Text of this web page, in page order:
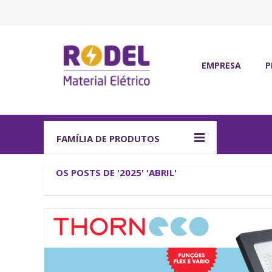
EMPRESA
Certificações
Qualidade, ambiente
Política de
Grupo Três60
FAMÍLIA DE PRODUTOS
OS POSTS DE '2025' 'ABRIL'